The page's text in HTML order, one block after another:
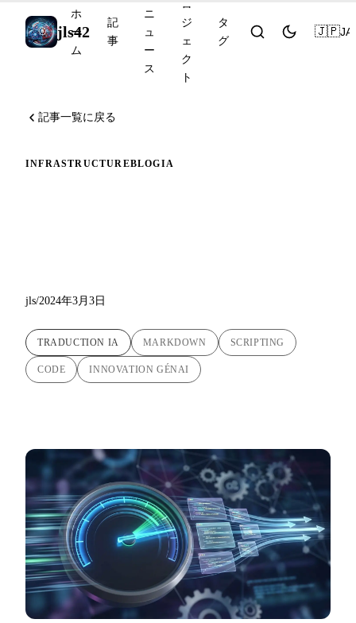
jls42
ホ
ー
ム
記
事
ニ
ュ
ー
ス
ロ
ジ
ェ
ク
ト
タ
グ
🇯🇵JA
記事一覧に戻る
INFRASTRUCTUREBLOGIA
jls/2024年3月3日
TRADUCTION IA MARKDOWN SCRIPTING
CODE INNOVATION GÉNAI